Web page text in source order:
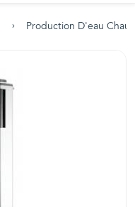
Production D'eau